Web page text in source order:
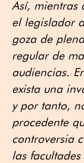
Así, mientras
el legislador
goza de
regular de
audiencias.
exista una
y por tanto,
procedente
controversia
las